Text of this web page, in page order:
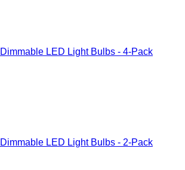
LED Light Bulbs - 4-Pack
LED Light Bulbs - 2-Pack